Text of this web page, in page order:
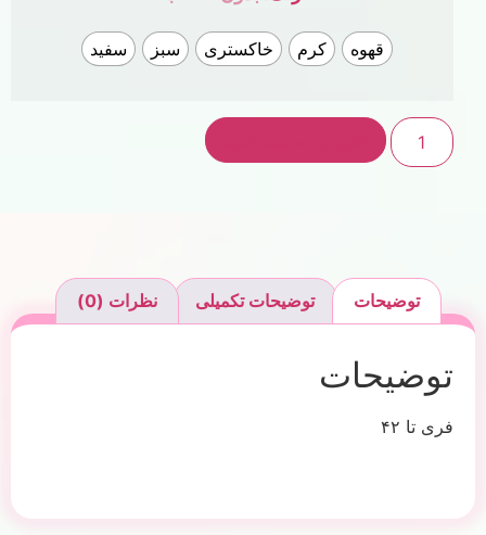
قهوه کرم خاکستری سبز سفید
توضیحات توضیحات تکمیلی نظرات (0)
توضیحات
فری تا ۴۲